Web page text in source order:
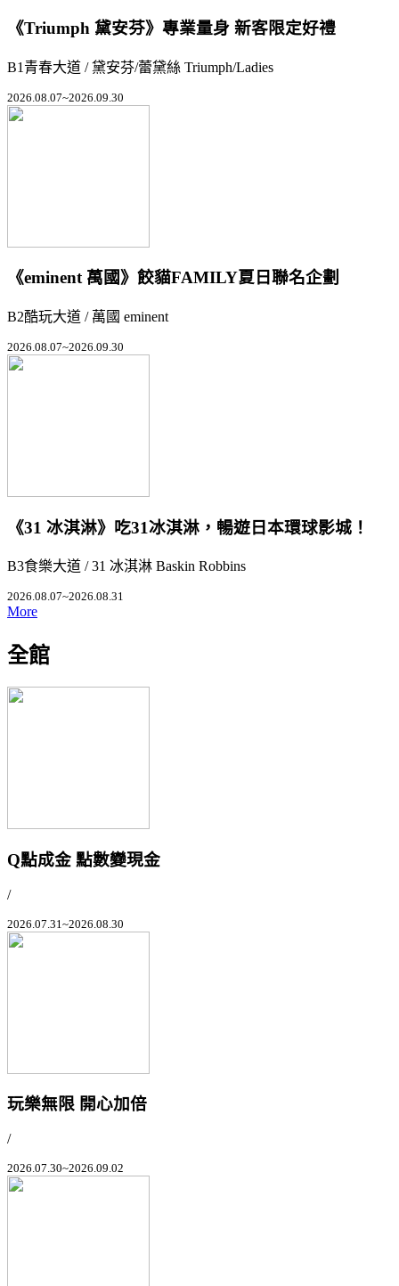
《Triumph 黛安芬》專業量身 新客限定好禮
B1青春大道 / 黛安芬/蕾黛絲 Triumph/Ladies
2026.08.07~2026.09.30
《eminent 萬國》餃貓FAMILY夏日聯名企劃
B2酷玩大道 / 萬國 eminent
2026.08.07~2026.09.30
《31 冰淇淋》吃31冰淇淋，暢遊日本環球影城！
B3食樂大道 / 31 冰淇淋 Baskin Robbins
2026.08.07~2026.08.31
More
全館
Q點成金 點數變現金
/
2026.07.31~2026.08.30
玩樂無限 開心加倍
/
2026.07.30~2026.09.02